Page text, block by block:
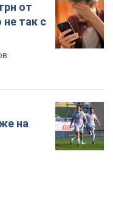
от
так с
на